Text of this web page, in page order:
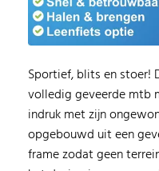
Sportief, blits en stoer!
volledig geveerde mtb
indruk met zijn
opgebouwd uit een
frame zodat geen